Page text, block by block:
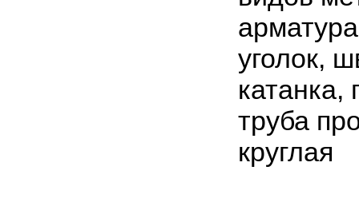
уголок,
катанка,
труба
круглая